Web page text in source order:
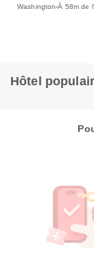
Washington À 58m de
Hôtel